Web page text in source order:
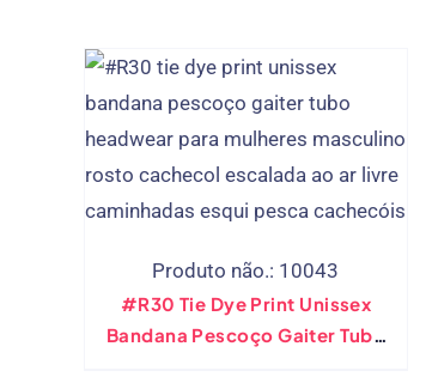
Produto não.: 10043
#R30 Tie Dye Print Unissex
Bandana Pescoço Gaiter Tubo